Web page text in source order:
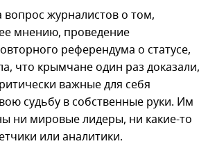
вопрос журналистов о том,
мнению, проведение
референдума о статусе,
что крымчане один раз доказали,
важные для себя
судьбу в собственные руки. Им
ни мировые лидеры, ни какие-то
или аналитики.